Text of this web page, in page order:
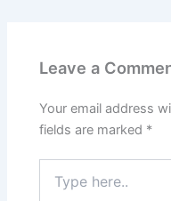
Leave a
Your email address
fields are marked *
here..